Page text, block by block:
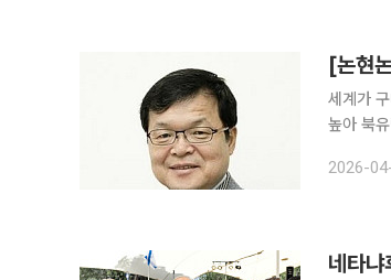
[논현
세계가
높아 북유럽의 핀란드는 러시아와 1000km 이상 국경선을 맞대고 있다. 그런데 2022년 말 러시아
력을 강
2026-